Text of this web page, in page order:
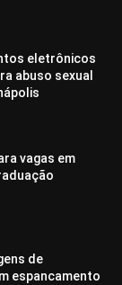
eletrônicos
abuso sexual
vagas em
de
espancamento